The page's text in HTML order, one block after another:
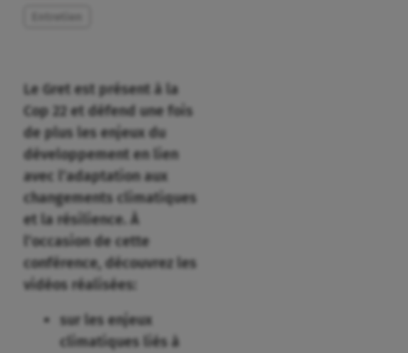
Le Gret est présent à la
Cop 22 et défend une fois
de plus les enjeux du
développement en lien
avec l’adaptation aux
changements climatiques
et la résilience. À
l’occasion de cette
conférence, découvrez les
vidéos réalisées:
sur les enjeux
climatiques liés à